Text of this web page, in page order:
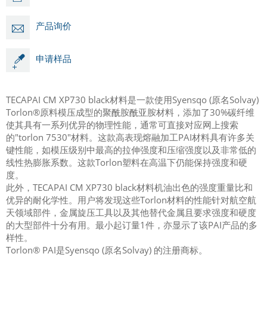
产品询价
申请样品
TECAPAI CM XP730 black材料是一款使用Syensqo (原名Solvay)
Torlon®原料模压成型的聚酰胺酰亚胺材料，添加了30%碳纤维
使其具有一系列优异的物理性能，通常可直接对应网上搜索
的"torlon 7530"材料。这款高表现熔融加工PAI材料具有许多关
键性能，如模压级别中最高的拉伸强度和压缩强度以及非常低的
线性热膨胀系数。这款Torlon塑料在高温下仍能保持强度和硬
度。
此外，TECAPAI CM XP730 black材料机油出色的强度重量比和
优异的耐化学性。用户将发现这些Torlon材料的性能针对航空航
天领域部件，金属旋压工具以及其他替代金属且要求强度和硬度
的大型部件十分有用。最小起订量1件，亦显示了该PAI产品的多
样性。
Torlon® PAI是Syensqo (原名Solvay) 的注册商标。